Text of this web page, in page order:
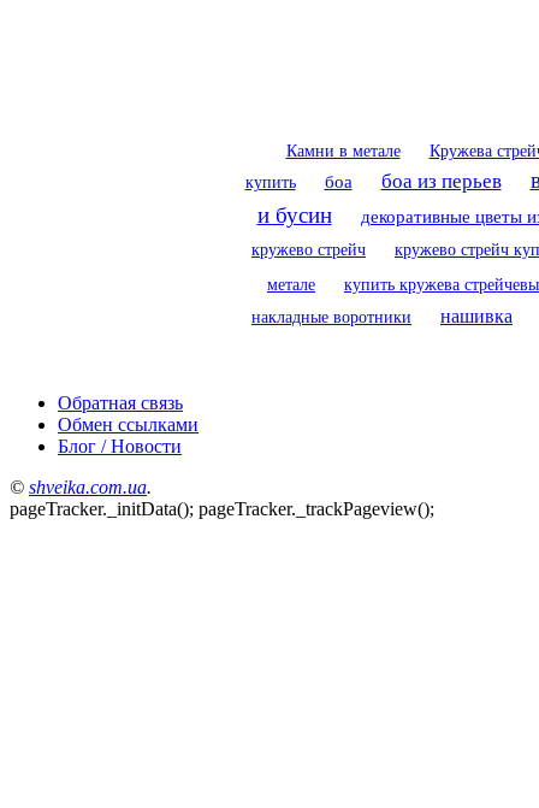
Камни в метале
Кружева
купить
боа боа из перьев
и бусин
декоративные цветы
кружево стрейч кружево стрейч
метале
купить кружева
накладные воротники
нашивка
Обратная связь
Обмен ссылками
Блог / Новости
© shveika.сom.ua.
pageTracker._initData(); pageTracker._trackPageview();